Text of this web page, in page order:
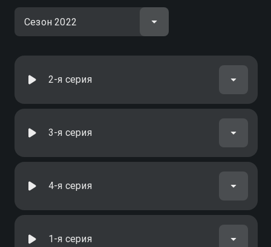
2-я серия
3-я серия
4-я серия
1-я серия